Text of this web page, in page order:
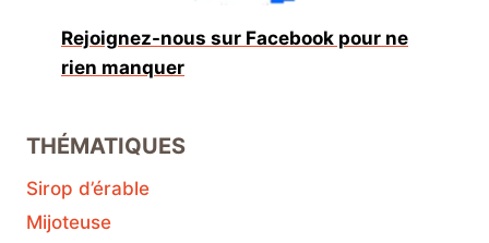
Rejoignez-nous sur Facebook pour ne
rien manquer
THÉMATIQUES
Sirop d’érable
Mijoteuse